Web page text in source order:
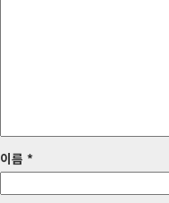
이름 *